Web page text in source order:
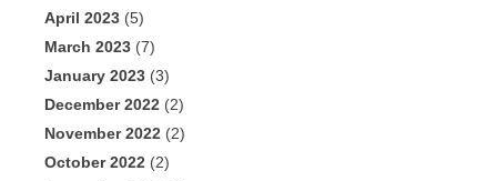
April 2023 (5)
March 2023 (7)
January 2023 (3)
December 2022 (2)
November 2022 (2)
October 2022 (2)